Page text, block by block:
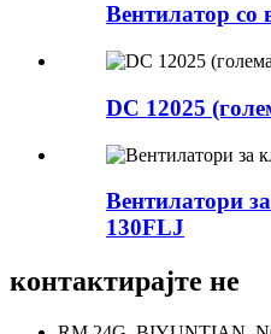
Вентилатор со
DC 12025
Вентилатори
130FLJ
контактирајте не